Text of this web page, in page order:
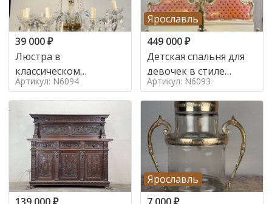
39 000₽
Люстра в
классическом
итальянском стиле на
10 ламп. в стиле
Артикул: N6094
Ярославль
449 000₽
Детская спальня для
девочек в стиле
итальянского барокко
в стиле
Артикул: N6093
Ярославль